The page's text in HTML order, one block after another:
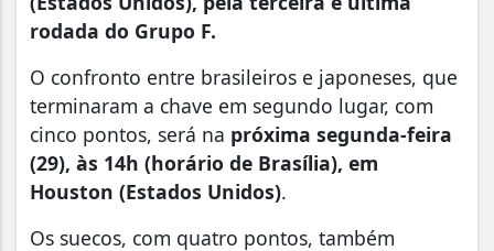
rodada do Grupo F.
O confronto entre brasileiros e japoneses, que
terminaram a chave em segundo lugar, com
cinco pontos, será na próxima segunda-feira
(29), às 14h (horário de Brasília), em
Houston (Estados Unidos).
Os suecos, com quatro pontos, também